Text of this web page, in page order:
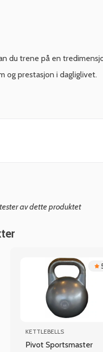
du trene på en
og prestasjon i dagliglivet.
av dette produktet
KETTLEBELLS
Pivot Sportsmaster